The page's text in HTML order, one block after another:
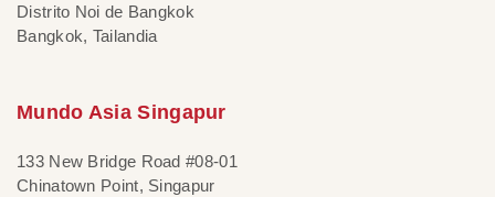
Distrito Noi de Bangkok
Bangkok, Tailandia
Mundo Asia Singapur
133 New Bridge Road #08-01
Chinatown Point, Singapur